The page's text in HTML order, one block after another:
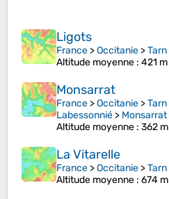
Ligots
France >Occitanie >Tarn
Altitude moyenne : 421 m
Monsarrat
France >Occitanie >Tarn
Labessonnié > Monsarrat
Altitude moyenne : 362 m
La Vitarelle
France >Occitanie >Tarn
Altitude moyenne : 674 m